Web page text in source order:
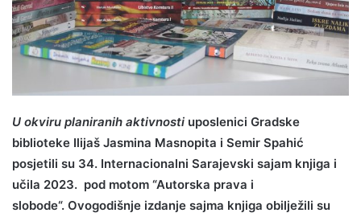
U okviru planiranih aktivnosti uposlenici Gradske
biblioteke Ilijaš Jasmina Masnopita i Semir Spahić
posjetili su 34. Internacionalni Sarajevski sajam knjiga i
učila 2023. pod motom “Autorska prava i
slobode“. Ovogodišnje izdanje sajma knjiga obilježili su